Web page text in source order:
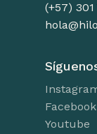
(+57)
Facebook
Youtube